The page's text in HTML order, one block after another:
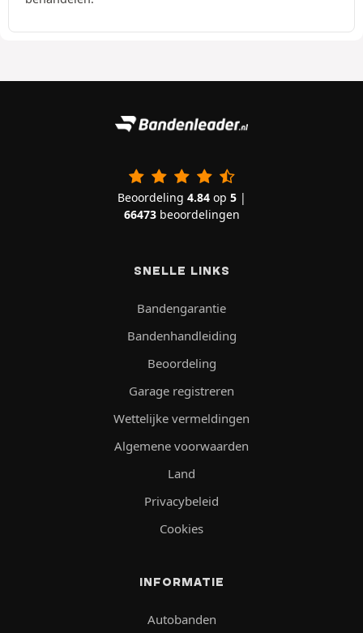
Beoordeling 4.84op 5|
66473beoordelingen
SNELLE LINKS
Bandengarantie
Bandenhandleiding
Beoordeling
Garage registreren
Wettelijke vermeldingen
Algemene voorwaarden
Land
Privacybeleid
Cookies
INFORMATIE
Autobanden